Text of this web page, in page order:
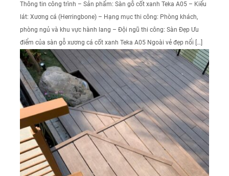
Thông tin công trình – Sản phẩm: Sàn gỗ cốt xanh Teka A05 – Kiểu
lát: Xương cá (Herringbone) – Hạng mục thi công: Phòng khách,
phòng ngủ và khu vực hành lang – Đội ngũ thi công: Sàn Đẹp Ưu
điểm của sàn gỗ xương cá cốt xanh Teka A05 Ngoài vẻ đẹp nổi […]